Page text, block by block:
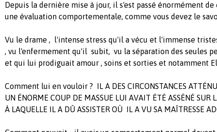
Depuis la dernière mise à jour, il s'est passé énormément de
une évaluation comportementale, comme vous devez le
Vu le drame , l'intense stress qu'il a vécu et l'immense
, vu l'enfermement qu'il subit, vu la séparation des seules
et qui lui prodiguait amour , soins et sorties et notamment
Comment lui en vouloir ? IL A DES CIRCONSTANCES
UN ÉNORME COUP DE MASSUE LUI AVAIT ÉTÉ ASSÉNÉ SUR
À LAQUELLE IL A DÛ ASSISTER OÙ IL A VU SA MAÎTRESSE